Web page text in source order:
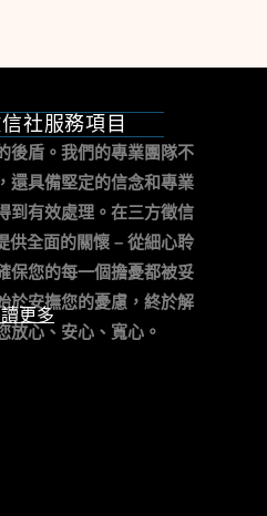
社服務項目
後盾。我們的專業團隊不
還具備堅定的信念和專業
到有效處理。 在三方徵信
供全面的關懷 – 從細心聆
保您的每一個擔憂都被妥
於安撫您的憂慮，終於解
放心、安心、寬心。
更多